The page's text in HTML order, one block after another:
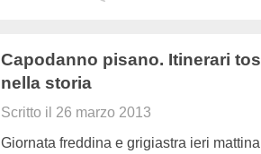
Capodanno pisano. Itinerari
nella storia
Scritto il 26 marzo 2013
Giornata freddina e grigiastra ieri